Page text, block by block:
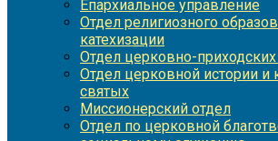
Епархиальное управление
Отдел религиозного
катехизации
Отдел церковно-
Отдел церковной истории и
святых
Миссионерский отдел
Отдел по церковной